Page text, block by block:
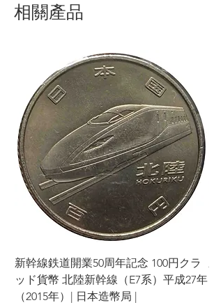
相關產品
新幹線鉄道開業50周年記念 100円クラ
ッド貨幣 北陸新幹線（E7系）平成27年
（2015年）| 日本造幣局 |